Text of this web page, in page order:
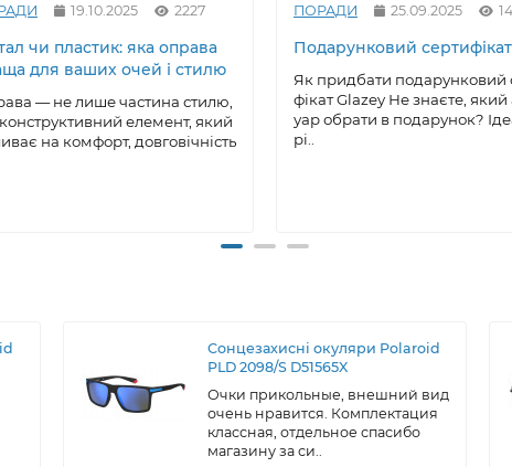
19.10.2025 2227
чи пластик: яка оправа
для ваших очей і стилю
— не лише частина стилю,
елемент, який
на комфорт, довговічність
ПОРАДИ 25.09.2025
Подарунковий сертифікат
Як придбати подарунковий
фікат Glazey Не знаєте, який
уар обрати в подарунок?
рі..
Сонцезахисні окуляри Polaroid
PLD 2098/S D51565X
Очки прикольные, внешний вид
очень нравится. Комплектация
классная, отдельное спасибо
магазину за си..